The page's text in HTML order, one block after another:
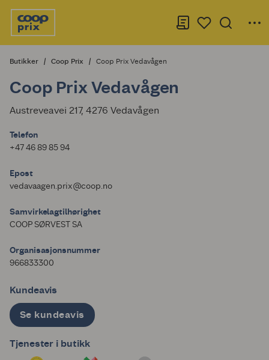
Butikker Coop Prix Coop Prix Vedavågen
Coop Prix Vedavågen
Austreveavei 217, 4276 Vedavågen
Telefon
+47 46 89 85 94
Epost
vedavaagen.prix@coop.no
Samvirkelagtilhørighet
COOP SØRVEST SA
Organisasjonsnummer
966833300
Kundeavis
Se kundeavis
Tjenester i butikk